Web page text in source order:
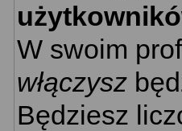
W swoim
włączysz
Będziesz